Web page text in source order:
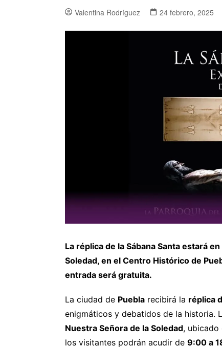
Valentina Rodríguez 24 febrero, 2025
La réplica de la Sábana Santa estará
Soledad, en el Centro Histórico de
entrada será gratuita.
La ciudad de Puebla recibirá la réplica
enigmáticos y debatidos de la historia.
Nuestra Señora de la Soledad, ubicado
los visitantes podrán acudir de 9:00 a